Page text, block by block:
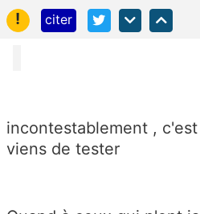
!
citer
incontestablement ,
viens de tester